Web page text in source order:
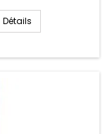
Détails